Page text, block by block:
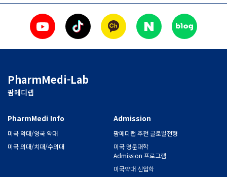
PharmMedi-Lab
팜메디랩
PharmMedi Info
미국 약대/영국 약대
미국 의대/치대/수의대
Admission
팜메디랩 추천 글로벌전형
미국 명문대학
Admission 프로그램
미국약대 신입학